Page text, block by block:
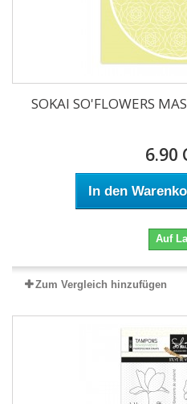
SOKAI SO'FLOWERS
6.90
In den
Auf
Zum Vergleich hinzufügen